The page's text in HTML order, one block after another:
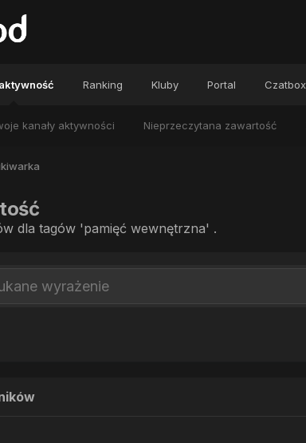
aktywność
kanały aktywności Nieprzeczytana zawartość
Ranking Kluby Portal Czatbox
dla tagów 'pamięć wewnętrzna' .